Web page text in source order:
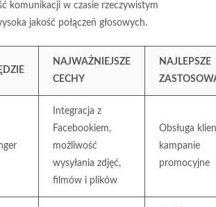
komunikacji w czasie rzeczywistym
jakość połączeń głosowych.
NAJWAŻNIEJSZE
CECHY
NAJLEPSZE
Integracja z
Facebookiem,
możliwość
wysyłania zdjęć,
filmów i plików
Obsługa
kampanie
promocyjne